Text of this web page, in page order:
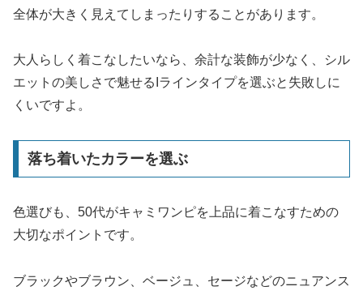
全体が大きく見えてしまったりすることがあります。
大人らしく着こなしたいなら、余計な装飾が少なく、シル
エットの美しさで魅せるIラインタイプを選ぶと失敗しに
くいですよ。
落ち着いたカラーを選ぶ
色選びも、50代がキャミワンピを上品に着こなすための
大切なポイントです。
ブラックやブラウン、ベージュ、セージなどのニュアンス